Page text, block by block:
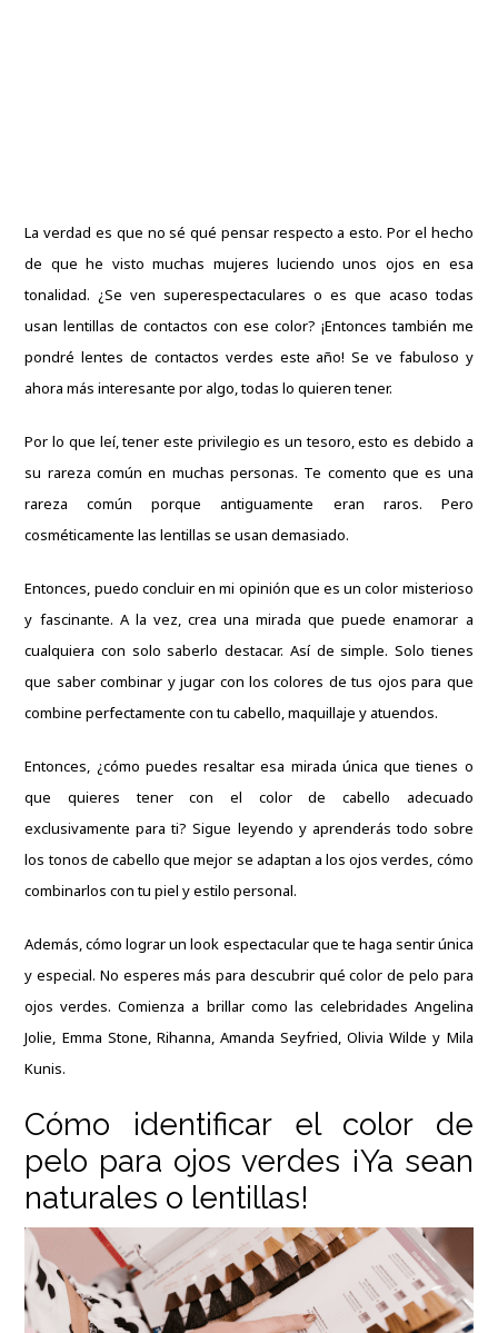
La verdad es que no sé qué pensar respecto a esto. Por el hecho
de que he visto muchas mujeres luciendo unos ojos en esa
tonalidad. ¿Se ven superespectaculares o es que acaso todas
usan lentillas de contactos con ese color? ¡Entonces también me
pondré lentes de contactos verdes este año! Se ve fabuloso y
ahora más interesante por algo, todas lo quieren tener.
Por lo que leí, tener este privilegio es un tesoro, esto es debido a
su rareza común en muchas personas. Te comento que es una
rareza común porque antiguamente eran raros. Pero
cosméticamente las lentillas se usan demasiado.
Entonces, puedo concluir en mi opinión que es un color misterioso
y fascinante. A la vez, crea una mirada que puede enamorar a
cualquiera con solo saberlo destacar. Así de simple. Solo tienes
que saber combinar y jugar con los colores de tus ojos para que
combine perfectamente con tu cabello, maquillaje y atuendos.
Entonces, ¿cómo puedes resaltar esa mirada única que tienes o
que quieres tener con el color de cabello adecuado
exclusivamente para ti? Sigue leyendo y aprenderás todo sobre
los tonos de cabello que mejor se adaptan a los ojos verdes, cómo
combinarlos con tu piel y estilo personal.
Además, cómo lograr un look espectacular que te haga sentir única
y especial. No esperes más para descubrir qué color de pelo para
ojos verdes. Comienza a brillar como las celebridades Angelina
Jolie, Emma Stone, Rihanna, Amanda Seyfried, Olivia Wilde y Mila
Kunis.
Cómo identificar el color de
pelo para ojos verdes ¡Ya sean
naturales o lentillas!